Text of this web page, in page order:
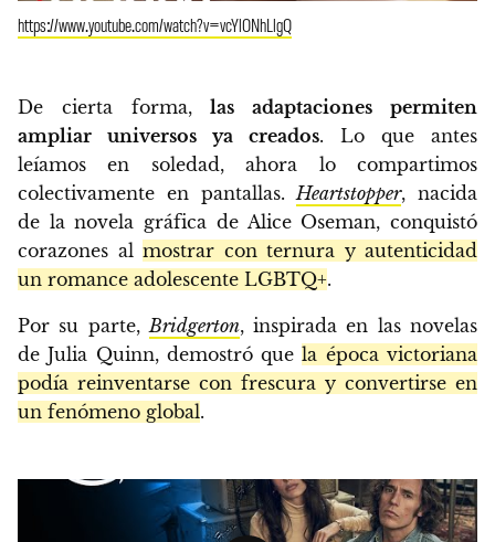
https://www.youtube.com/watch?v=vcYlONhLlgQ
De cierta forma,las adaptaciones permiten
ampliar universos ya creados. Lo que antes
leíamos en soledad, ahora lo compartimos
colectivamente en pantallas. Heartstopper, nacida
de la novela gráfica de Alice Oseman, conquistó
corazones al mostrar con ternura y autenticidad
un romance adolescente LGBTQ+.
Por su parte, Bridgerton, inspirada en las novelas
de Julia Quinn, demostró quela época victoriana
podía reinventarse con frescura y convertirse en
un fenómeno global.